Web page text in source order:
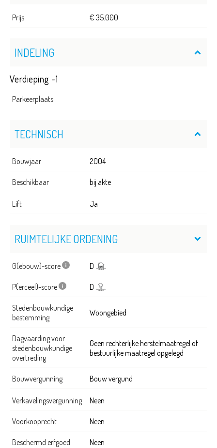
Prijs € 35.000
INDELING
Verdieping -1
Parkeerplaats
TECHNISCH
Bouwjaar 2004
Beschikbaar bij akte
Lift Ja
RUIMTELIJKE ORDENING
G(ebouw)-score D
P(erceel)-score D
Stedenbouwkundige
bestemming
Woongebied
Dagvaarding voor
stedenbouwkundige
overtreding
Geen rechterlijke herstelmaatregel of
bestuurlijke maatregel opgelegd
Bouwvergunning Bouw vergund
Verkavelingsvergunning Neen
Voorkooprecht Neen
Beschermd erfgoed Neen